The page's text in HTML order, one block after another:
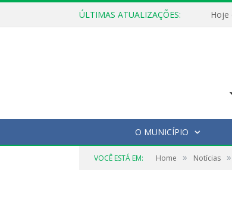
ÚLTIMAS ATUALIZAÇÕES:
O MUNICÍPIO
VOCÊ ESTÁ EM: Home » Notícias »